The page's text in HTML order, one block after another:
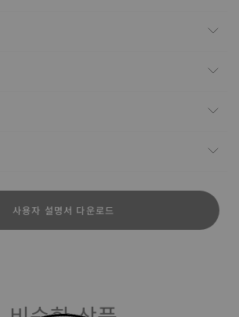
사용자 설명서 다운로드